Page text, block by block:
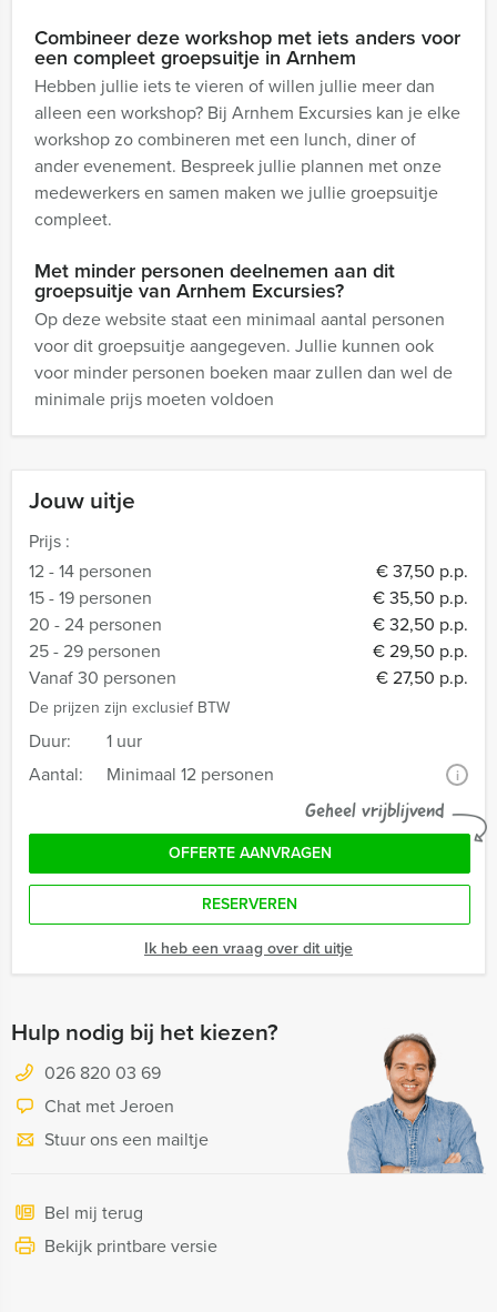
Jouw uitje
Prijs :
12 - 14 personen
€ 37,50 p.p.
15 - 19 personen
€ 35,50 p.p.
20 - 24 personen
€ 32,50 p.p.
25 - 29 personen
€ 29,50 p.p.
Vanaf 30 personen
€ 27,50 p.p.
De prijzen zijn exclusief BTW
Duur:
1 uur
Aantal:
Minimaal 12 personen i
Geheel vrijblijvend
OFFERTE AANVRAGEN
RESERVEREN
Ik heb een vraag over dit uitje
Hulp nodig bij het kiezen?
026 820 03 69
Chat met Jeroen
Stuur ons een mailtje
Bel mij terug
Bekijk printbare versie
Combineer deze workshop met iets anders voor
een compleet groepsuitje in Arnhem
Hebben jullie iets te vieren of willen jullie meer dan
alleen een workshop? Bij Arnhem Excursies kan je elke
workshop zo combineren met een lunch, diner of
ander evenement. Bespreek jullie plannen met onze
medewerkers en samen maken we jullie groepsuitje
compleet.
Met minder personen deelnemen aan dit
groepsuitje van Arnhem Excursies?
Op deze website staat een minimaal aantal personen
voor dit groepsuitje aangegeven. Jullie kunnen ook
voor minder personen boeken maar zullen dan wel de
minimale prijs moeten voldoen